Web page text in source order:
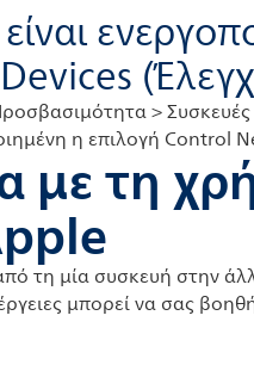
>
η επιλογή Control
με τη
τη μία συσκευή στην
μπορεί να σας